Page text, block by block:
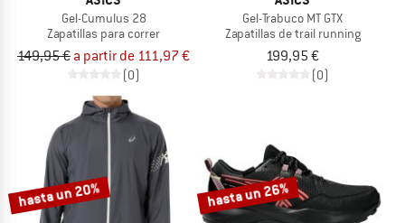
Gel-Cumulus 28
Zapatillas para correr
149,95 € a partir de 111,97 €
(0)
Gel-Trabuco MT GTX
Zapatillas de trail running
199,95 €
(0)
hasta un 20% hasta un 26%